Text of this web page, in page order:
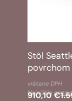
Stôl
povrchom
Pôvodná
cena
910,10 €
Aktuálna
cena
vrátane DPH
Najnižšia cena